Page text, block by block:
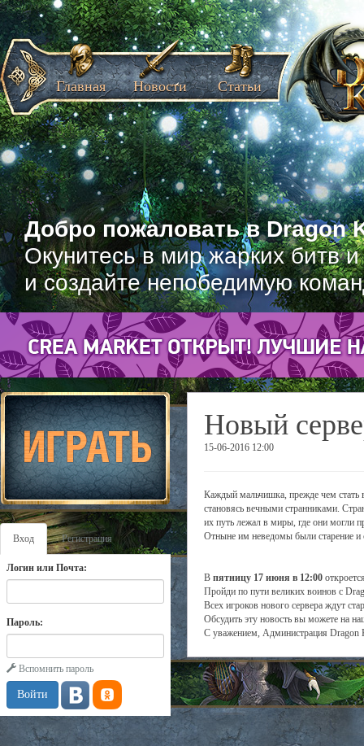
Добро пожаловать в Dragon
Окунитесь в мир жарких битв
и создайте непобедимую
Главная Новости Статьи
Вход Регистрация
Логин или Почта:
Пароль:
Вспомнить пароль
Новый
15-06-2016 12:00
Каждый мальчишка, прежде чем стать
становясь вечными странниками.
их путь лежал в миры, где они могли
Отныне им неведомы были старение и
В пятницу 17 июня в 12:00
Пройди по пути великих воинов с
Всех игроков нового сервера ждут
Обсудить эту новость вы можете на
С уважением, Администрация Dragon